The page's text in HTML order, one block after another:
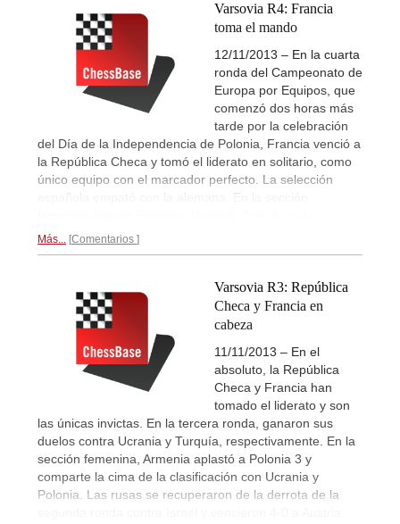
Varsovia R4: Francia
toma el mando
12/11/2013 – En la cuarta
ronda del Campeonato de
Europa por Equipos, que
comenzó dos horas más
tarde por la celebración
del Día de la Independencia de Polonia, Francia venció a
la República Checa y tomó el liderato en solitario, como
único equipo con el marcador perfecto. La selección
española empató con la alemana. En la sección
Más... Comentarios
Varsovia R3: República
Checa y Francia en
cabeza
11/11/2013 – En el
absoluto, la República
Checa y Francia han
tomado el liderato y son
las únicas invictas. En la tercera ronda, ganaron sus
duelos contra Ucrania y Turquía, respectivamente. En la
sección femenina, Armenia aplastó a Polonia 3 y
comparte la cima de la clasificación con Ucrania y
Polonia. Las rusas se recuperaron de la derrota de la